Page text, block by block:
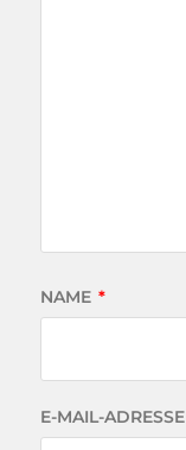
NAME *
E-MAIL-ADRESSE